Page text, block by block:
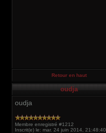
Retour en haut
oudja
oudja
Membre enregistré #1212
Inscrit(e) le: mar. 24 juin 2014, 21:48:40